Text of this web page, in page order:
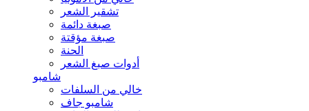
تشقير الشعر
صبغة دائمة
صبغة مؤقتة
الحنة
أدوات صبغ الشعر
شامبو
خالي من السلفات
شامبو جاف